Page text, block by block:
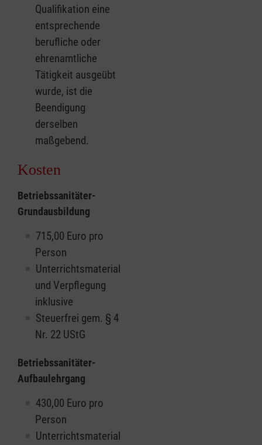
Qualifikation eine
entsprechende
berufliche oder
ehrenamtliche
Tätigkeit ausgeübt
wurde, ist die
Beendigung
derselben
maßgebend.
Kosten
Betriebssanitäter-
Grundausbildung
715,00 Euro pro
Person
Unterrichtsmaterial
und Verpflegung
inklusive
Steuerfrei gem. § 4
Nr. 22 UStG
Betriebssanitäter-
Aufbaulehrgang
430,00 Euro pro
Person
Unterrichtsmaterial